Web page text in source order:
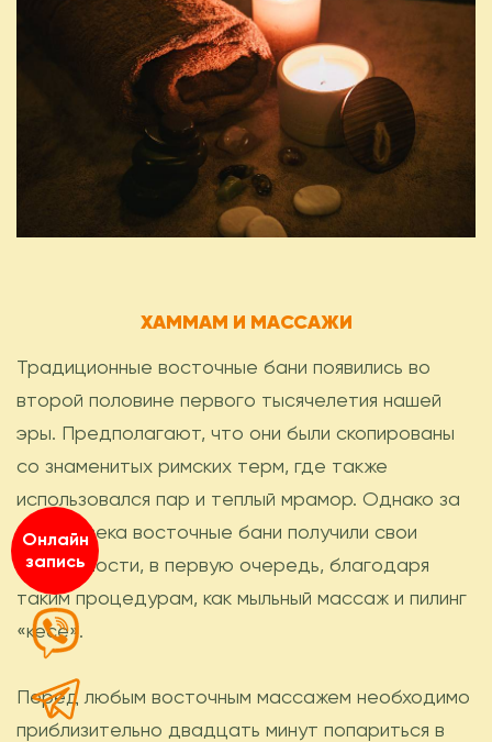
ХАММАМ И МАССАЖИ
Традиционные восточные бани появились во
второй половине первого тысячелетия нашей
эры. Предполагают, что они были скопированы
со знаменитых римских терм, где также
использовался пар и теплый мрамор. Однако за
многие века восточные бани получили свои
особенности, в первую очередь, благодаря
таким процедурам, как мыльный массаж и пилинг
«кесе».
Перед любым восточным массажем необходимо
приблизительно двадцать минут попариться в
Онлайн
запись